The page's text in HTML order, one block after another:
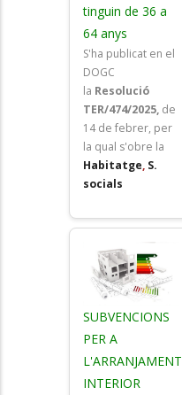
tinguin de 36 a
64 anys
S'ha publicat en el
DOGC
la Resolució
TER/474/2025, de
14 de febrer, per
la qual s'obre la
Habitatge, S.
socials
SUBVENCIONS
PER A
L'ARRANJAMENT
INTERIOR